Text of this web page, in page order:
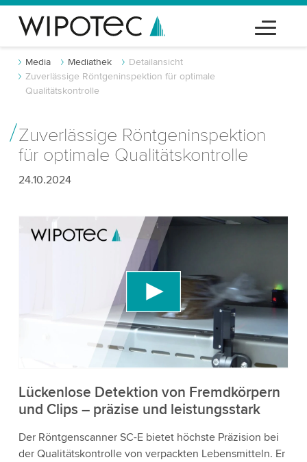
Media Mediathek
Detailansicht
Zuverlässige Röntgeninspektion für optimale
Qualitätskontrolle
Zuverlässige Röntgeninspektion
für optimale Qualitätskontrolle
24.10.2024
Wir benötigen Ihre Zustimmung, um den
YouTube-Videodienst zu laden!
Wir verwenden einen Drittanbieterdienst, um
Videoinhalte einzubetten, der Daten über Ihre
Aktivitäten sammeln kann. Bitte überprüfen Sie
die Details und akzeptieren Sie den Dienst, um
dieses Video anzusehen.
Weitere Informationen
Lückenlose Detektion von Fremdkörpern
und Clips – präzise und leistungsstark
Der Röntgenscanner SC-E bietet höchste Präzision bei
der Qualitätskontrolle von verpackten Lebensmitteln. Er